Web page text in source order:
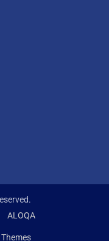
ALOQA
Themes